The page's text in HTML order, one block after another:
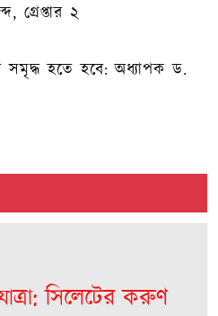
গ্রেপ্তার ২
সমৃদ্ধ হতে হবে: অধ্যাপক ড.
সিলেটের করুণ